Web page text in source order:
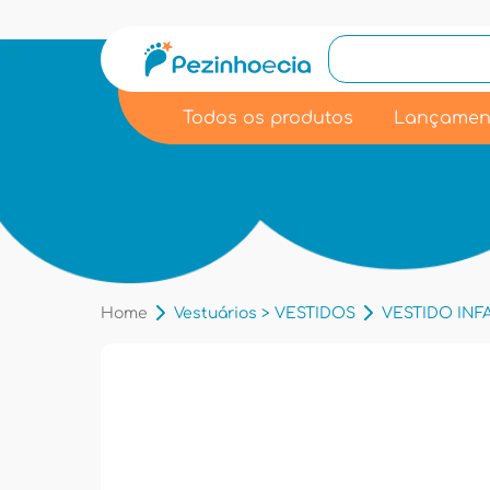
Todos os produtos
Home Vestuários > VESTIDOS VESTIDO